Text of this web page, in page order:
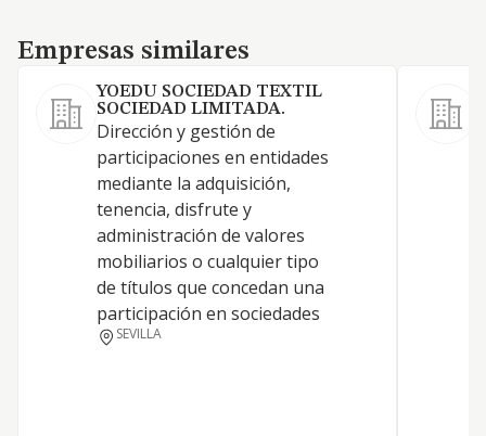
Empresas similares
Empresas similares
YOEDU SOCIEDAD TEXTIL
SOCIEDAD LIMITADA.
Dirección y gestión de
participaciones en entidades
mediante la adquisición,
tenencia, disfrute y
administración de valores
mobiliarios o cualquier tipo
de títulos que concedan una
participación en sociedades
SEVILLA